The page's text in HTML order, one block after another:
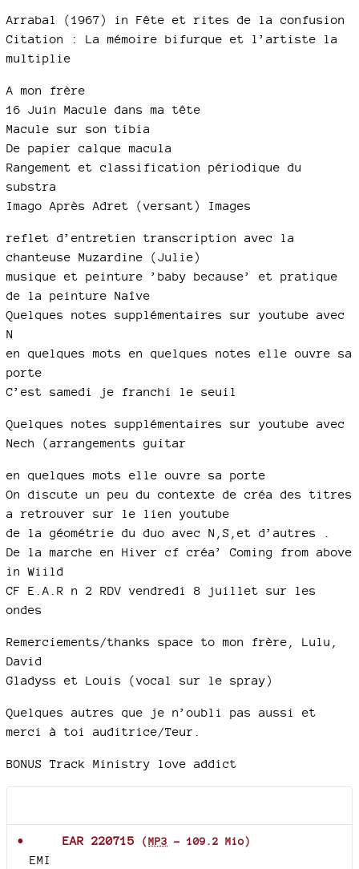
Arrabal (1967) in Fête et rites de la confusion
Citation : La mémoire bifurque et l’artiste la
multiplie
A mon frère
16 Juin Macule dans ma tête
Macule sur son tibia
De papier calque macula
Rangement et classification périodique du
substra
Imago Après Adret (versant) Images
reflet d’entretien transcription avec la
chanteuse Muzardine (Julie)
musique et peinture ’baby because’ et pratique
de la peinture Naîve
Quelques notes supplémentaires sur youtube avec
N
en quelques mots en quelques notes elle ouvre sa
porte
C’est samedi je franchi le seuil
Quelques notes supplémentaires sur youtube avec
Nech (arrangements guitar
en quelques mots elle ouvre sa porte
On discute un peu du contexte de créa des titres
a retrouver sur le lien youtube
de la géométrie du duo avec N,S,et d’autres .
De la marche en Hiver cf créa’ Coming from above
in Wiild
CF E.A.R n 2 RDV vendredi 8 juillet sur les
ondes
Remerciements/thanks space to mon frère, Lulu,
David
Gladyss et Louis (vocal sur le spray)
Quelques autres que je n’oubli pas aussi et
merci à toi auditrice/Teur.
BONUS Track Ministry love addict
EAR 220715 (MP3 - 109.2 Mio)
EMI